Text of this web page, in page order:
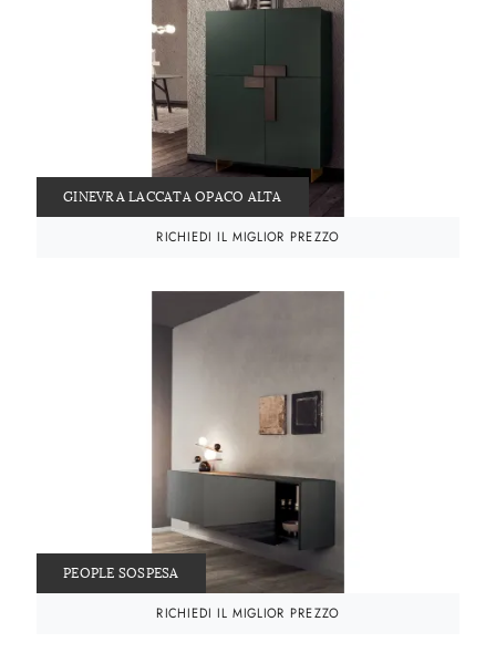
GINEVRA LACCATA OPACO ALTA
RICHIEDI IL MIGLIOR PREZZO
PEOPLE SOSPESA
RICHIEDI IL MIGLIOR PREZZO